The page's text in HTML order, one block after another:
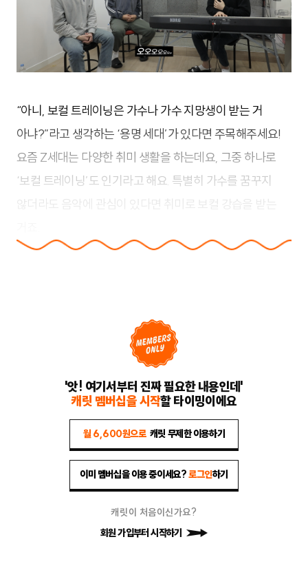
“아니, 보컬 트레이닝은 가수나 가수 지망생이 받는 거
아냐?”라고 생각하는 ‘용명 세대’가 있다면 주목해주세요!
요즘 Z세대는 다양한 취미 생활을 하는데요, 그중 하나로
‘보컬 트레이닝’도 인기라고 해요. 특별히 가수를 꿈꾸지
않더라도 음악에 관심이 있다면 취미로 보컬 강습을 받는
'앗! 여기서부터 진짜 필요한 내용인데'
캐릿 멤버십을 시작할 타이밍이에요
월 6,600원으로 캐릿 무제한 이용하기
이미 멤버십을 이용 중이세요?로그인하기
캐릿이 처음이신가요?
회원 가입부터 시작하기